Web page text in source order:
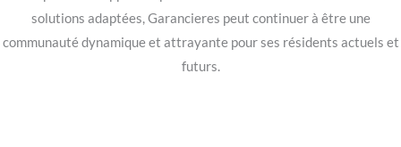
solutions adaptées, Garancieres peut continuer à être une
communauté dynamique et attrayante pour ses résidents actuels et
futurs.